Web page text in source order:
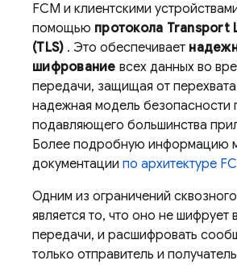
FCM и клиентскими
помощью протокола Transport
(TLS) . Это обеспечивает
шифрование всех данных во
передачи, защищая от
надежная модель безопасности
подавляющего большинства
Более подробную информацию
документации по архитектуре
Одним из ограничений
является то, что оно не шифрует
передачи, и расшифровать
только отправитель и